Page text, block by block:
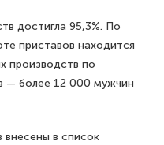
достигла 95,3%. По
приставов находится
производств по
— более 12 000 мужчин
в список